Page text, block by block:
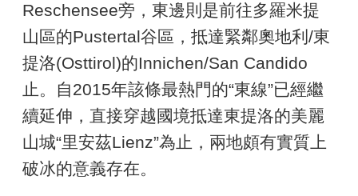
Reschensee旁，東邊則是前往多羅米提
山區的Pustertal谷區，抵達緊鄰奧地利/東
提洛(Osttirol)的Innichen/San Candido
止。自2015年該條最熱門的“東線”已經繼
續延伸，直接穿越國境抵達東提洛的美麗
山城“里安茲Lienz”為止，兩地頗有實質上
破冰的意義存在。